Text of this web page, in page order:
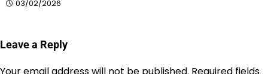
03/02/2026
Leave a Reply